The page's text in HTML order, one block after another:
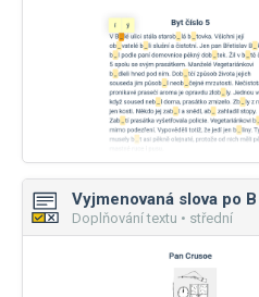
Vyjmenovaná slova po B
Doplňování textu • střední